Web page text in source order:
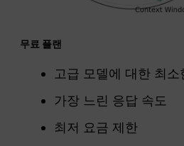
무료 플랜
고급 모델에 대한 최소
가장 느린 응답 속도
최저 요금 제한